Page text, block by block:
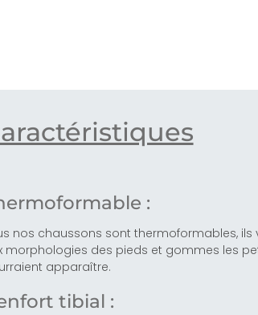
:
nos chaussons sont thermoformables,
morphologies des pieds et gommes les
apparaître.
tibial :